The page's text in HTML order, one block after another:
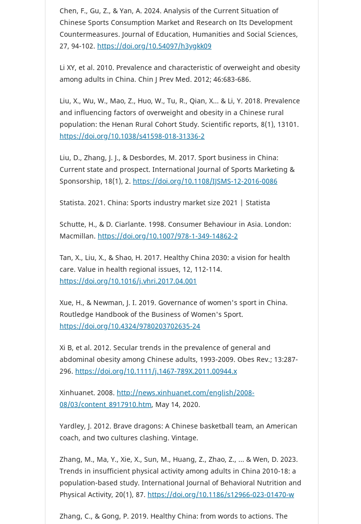
Chen, F., Gu, Z., & Yan, A. 2024. Analysis of the Current Situation of
Chinese Sports Consumption Market and Research on Its Development
Countermeasures. Journal of Education, Humanities and Social Sciences,
27, 94-102. https://doi.org/10.54097/h3ygkk09
Li XY, et al. 2010. Prevalence and characteristic of overweight and obesity
among adults in China. Chin J Prev Med. 2012; 46:683-686.
Liu, X., Wu, W., Mao, Z., Huo, W., Tu, R., Qian, X... & Li, Y. 2018. Prevalence
and influencing factors of overweight and obesity in a Chinese rural
population: the Henan Rural Cohort Study. Scientific reports, 8(1), 13101.
https://doi.org/10.1038/s41598-018-31336-2
Liu, D., Zhang, J. J., & Desbordes, M. 2017. Sport business in China:
Current state and prospect. International Journal of Sports Marketing &
Sponsorship, 18(1), 2. https://doi.org/10.1108/IJSMS-12-2016-0086
Statista. 2021. China: Sports industry market size 2021 | Statista
Schutte, H., & D. Ciarlante. 1998. Consumer Behaviour in Asia. London:
Macmillan. https://doi.org/10.1007/978-1-349-14862-2
Tan, X., Liu, X., & Shao, H. 2017. Healthy China 2030: a vision for health
care. Value in health regional issues, 12, 112-114.
https://doi.org/10.1016/j.vhri.2017.04.001
Xue, H., & Newman, J. I. 2019. Governance of women's sport in China.
Routledge Handbook of the Business of Women's Sport.
https://doi.org/10.4324/9780203702635-24
Xi B, et al. 2012. Secular trends in the prevalence of general and
abdominal obesity among Chinese adults, 1993-2009. Obes Rev.; 13:287-
296. https://doi.org/10.1111/j.1467-789X.2011.00944.x
Xinhuanet. 2008. http://news.xinhuanet.com/english/2008-
08/03/content_8917910.htm, May 14, 2020.
Yardley, J. 2012. Brave dragons: A Chinese basketball team, an American
coach, and two cultures clashing. Vintage.
Zhang, M., Ma, Y., Xie, X., Sun, M., Huang, Z., Zhao, Z., ... & Wen, D. 2023.
Trends in insufficient physical activity among adults in China 2010-18: a
population-based study. International Journal of Behavioral Nutrition and
Physical Activity, 20(1), 87. https://doi.org/10.1186/s12966-023-01470-w
Zhang, C., & Gong, P. 2019. Healthy China: from words to actions. The